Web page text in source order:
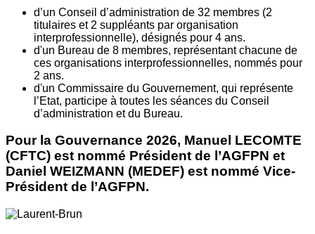
d’un Conseil d’administration de 32 membres (2
titulaires et 2 suppléants par organisation
interprofessionnelle), désignés pour 4 ans.
d'un Bureau de 8 membres, représentant chacune de
ces organisations interprofessionnelles, nommés pour
2 ans.
d'un Commissaire du Gouvernement, qui représente
l’Etat, participe à toutes les séances du Conseil
d’administration et du Bureau.
Pour la Gouvernance 2026, Manuel LECOMTE
(CFTC) est nommé Président de l’AGFPN et
Daniel WEIZMANN (MEDEF) est nommé Vice-
Président de l’AGFPN.